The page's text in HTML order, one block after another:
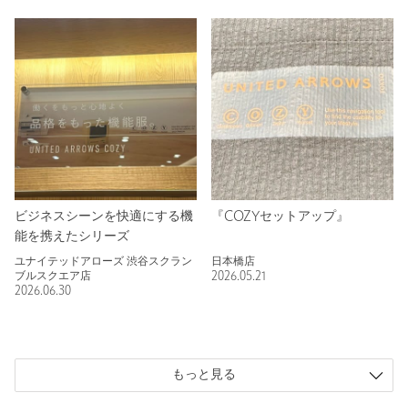
ビジネスシーンを快適にする機
能を携えたシリーズ
ユナイテッドアローズ 渋谷スクラン
ブルスクエア店
2026.06.30
『COZYセットアップ』
日本橋店
2026.05.21
もっと見る